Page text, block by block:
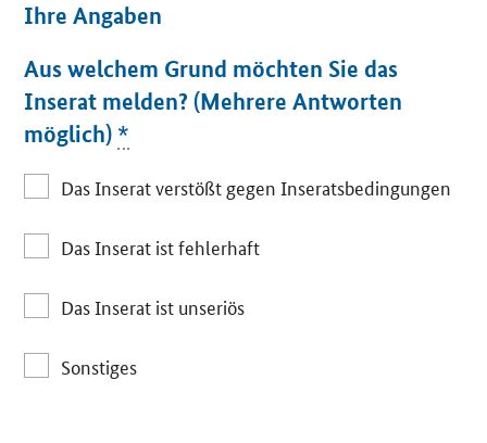
Ihre Angaben
Aus welchem Grund möchten Sie das
Inserat melden? (Mehrere Antworten
möglich) *
Das Inserat verstößt gegen Inseratsbedingungen
Das Inserat ist fehlerhaft
Das Inserat ist unseriös
Sonstiges